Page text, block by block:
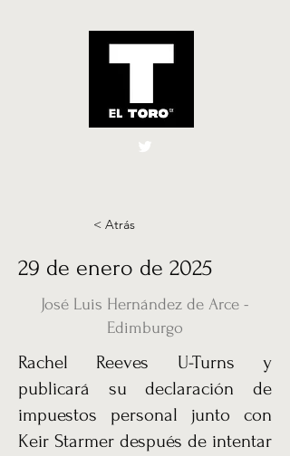
El Toro España
< Atrás
29 de enero de 2025
José Luis Hernández de Arce -
Edimburgo
Rachel Reeves U-Turns y
publicará su declaración de
impuestos personal junto con
Keir Starmer después de intentar